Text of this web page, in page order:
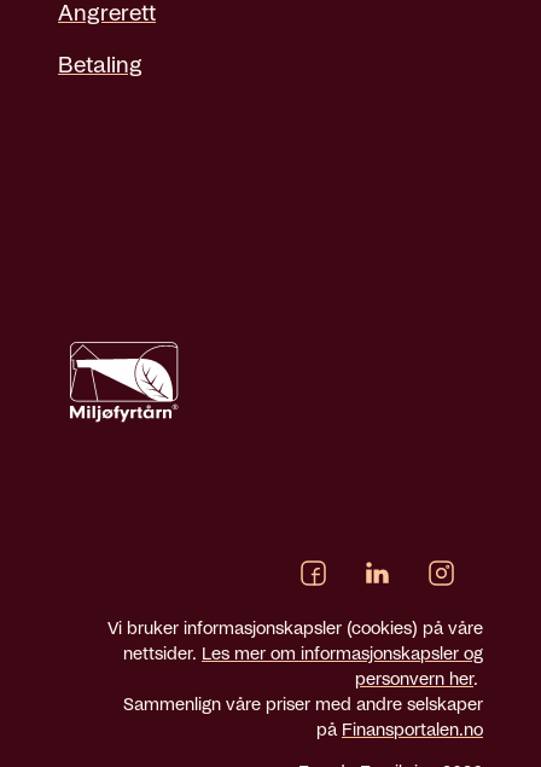
Angrerett
Betaling
Vi bruker informasjonskapsler (cookies) på våre
nettsider. Les mer om informasjonskapsler og
personvern her.
Sammenlign våre priser med andre selskaper
på Finansportalen.no